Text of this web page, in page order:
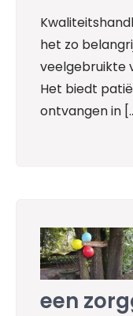
het zo
veelgebruikte
Het biedt
ontvangen in
een